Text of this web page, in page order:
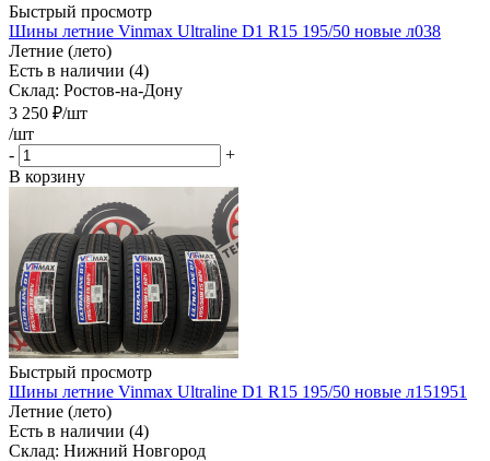
Быстрый просмотр
Шины летние Vinmax Ultraline D1 R15 195/50 новые л038
Летние (лето)
Есть в наличии (4)
Склад: Ростов-на-Дону
3 250 ₽/шт
/шт
-
+
В корзину
Быстрый просмотр
Шины летние Vinmax Ultraline D1 R15 195/50 новые л151951
Летние (лето)
Есть в наличии (4)
Склад: Нижний Новгород